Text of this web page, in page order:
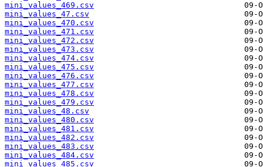
mini_values_469.csv
mini_values_47.csv
mini_values_470.csv
mini_values_471.csv
mini_values_472.csv
mini_values_473.csv
mini_values_474.csv
mini_values_475.csv
mini_values_476.csv
mini_values_477.csv
mini_values_478.csv
mini_values_479.csv
mini_values_48.csv
mini_values_480.csv
mini_values_481.csv
mini_values_482.csv
mini_values_483.csv
mini_values_484.csv
mini_values_485.csv